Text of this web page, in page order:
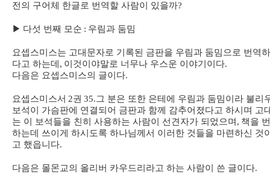
전의 구어체 한글로 번역할 사람이 있을까?
▶ 다섯 번째 모순 : 우림과 둠밈
요셉스미스는 고대문자로 기록된 금판을 우림과 둠밈으로 번역
다고 하는데 , 이것이야말로 너무나 우스운 이야기이다.
다음은 요셉스미스의 글이다.
요셉스미스서 2권 35.그 분은 또한 은테에 우림과 둠밈이라 불리
보석이 가슴판에 연결되어 금판과 함께 감추어졌다고 하시며 고
는 이 보석들을 친히 사용하는 사람이 선견자가 되었으며 , 책을
하는데 쓰이게 하시도록 하나님께서 이러한 것들을 마련하신 것
고 했읍니다.
다음은 몰몬교의 올리버 카우드리라고 하는 사람이 쓴 글이다.